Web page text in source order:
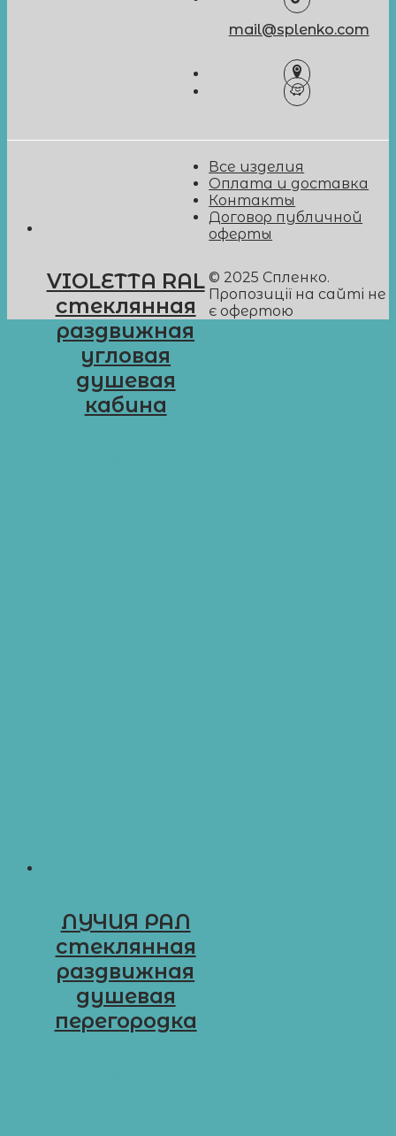
VIOLETTA RAL
стеклянная
раздвижная
угловая
душевая
кабина
ЛУЧИЯ РАЛ
стеклянная
раздвижная
душевая
перегородка
mail@splenko.com
Все изделия
Оплата и доставка
Контакты
Договор публичной
оферты
© 2025 Спленко.
Пропозиції на сайті не
є офертою